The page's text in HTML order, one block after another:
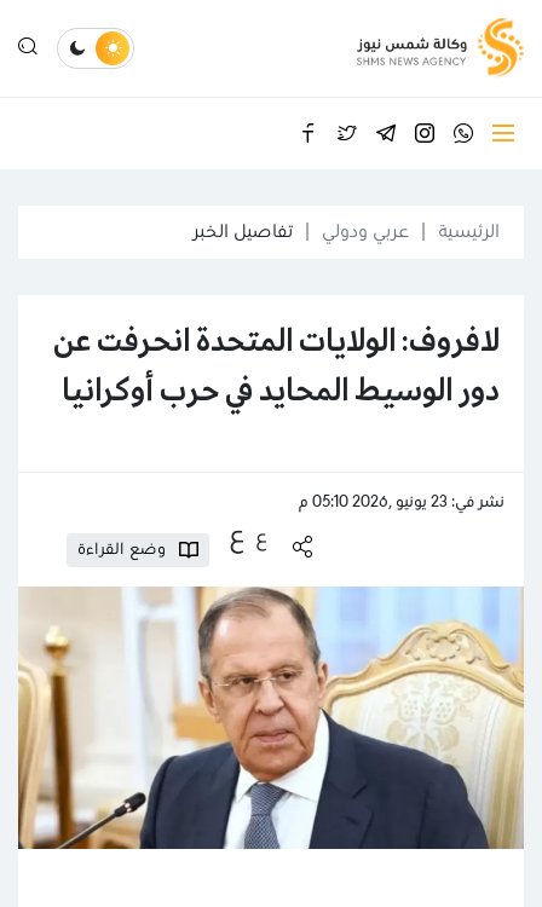
الرئيسية عربي ودولي تفاصيل الخبر
لافروف: الولايات المتحدة انحرفت عن
دور الوسيط المحايد في حرب أوكرانيا
نشر في: 23 يونيو ,2026 05:10 م
ع ع
وضع القراءة